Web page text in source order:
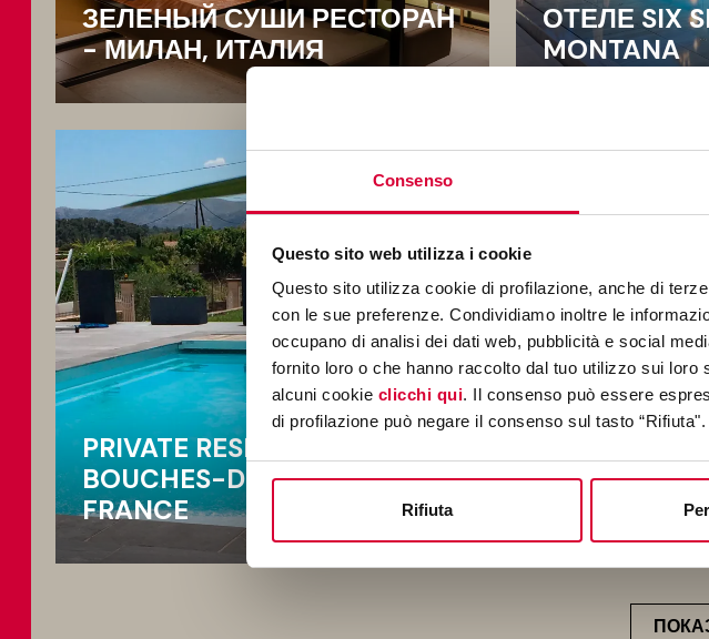
Consenso
Questo sito web utilizza i cookie
Questo sito utilizza cookie di profilazione, anche di
con le sue preferenze. Condividiamo inoltre le
occupano di analisi dei dati web, pubblicità e social
fornito loro o che hanno raccolto dal tuo utilizzo sui
alcuni cookie clicchi qui. Il consenso può essere
di profilazione può negare il consenso sul tasto “Rifiuta".
Rifiuta
ЗЕЛЕНЫЙ СУШИ РЕСТОРАН
- МИЛАН, ИТАЛИЯ
ОТЕЛЕ SIX
MONTANA
PRIVATE RESIDENCE -
BOUCHES-DU-RHÔNE,
FRANCE
SICILIA'S
CATANIA,